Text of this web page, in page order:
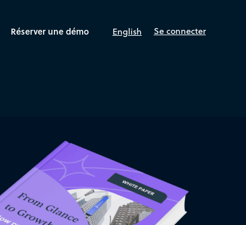
Réserver une démo English Se connecter